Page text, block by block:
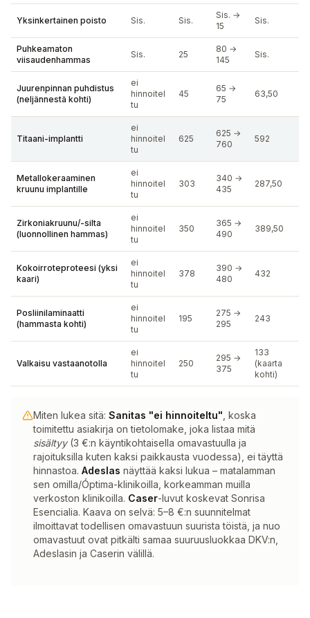
Yksinkertainen poisto Sis. Sis.
Sis. →
15
Sis.
Puhkeamaton
viisaudenhammas
Sis. 25
80 →
145
Sis.
Juurenpinnan puhdistus
(neljännestä kohti)
ei
hinnoitel
tu
45
65 →
75
63,50
Titaani-implantti
ei
hinnoitel
tu
625
625 →
760
592
Metallokeraaminen
kruunu implantille
ei
hinnoitel
tu
303
340 →
435
287,50
Zirkoniakruunu/-silta
(luonnollinen hammas)
ei
hinnoitel
tu
350
365 →
490
389,50
Kokoirroteproteesi (yksi
kaari)
ei
hinnoitel
tu
378
390 →
480
432
Posliinilaminaatti
(hammasta kohti)
ei
hinnoitel
tu
195
275 →
295
243
Valkaisu vastaanotolla
ei
hinnoitel
tu
250
295 →
375
133
(kaarta
kohti)
Miten lukea sitä: Sanitas "ei hinnoiteltu" , koska
toimitettu asiakirja on tietolomake, joka listaa mitä
sisältyy(3 €:n käyntikohtaisella omavastuulla ja
rajoituksilla kuten kaksi paikkausta vuodessa), ei täyttä
hinnastoa. Adeslas näyttää kaksi lukua – matalamman
sen omilla/Óptima-klinikoilla, korkeamman muilla
verkoston klinikoilla. Caser-luvut koskevat Sonrisa
Esencialia. Kaava on selvä: 5–8 €:n suunnitelmat
ilmoittavat todellisen omavastuun suurista töistä, ja nuo
omavastuut ovat pitkälti samaa suuruusluokkaa DKV:n,
Adeslasin ja Caserin välillä.